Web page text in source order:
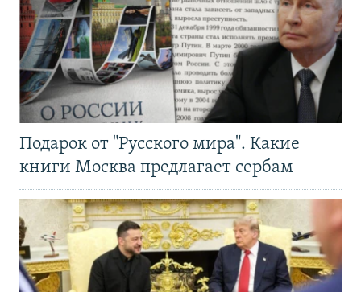
Подарок от "Русского мира". Какие
книги Москва предлагает сербам